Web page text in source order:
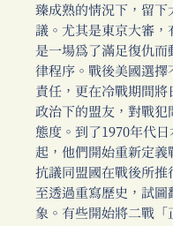
臻成熟的情況下，留下
議。尤其是東京大審，
是一場為了滿足復仇而
律程序。戰後美國選擇
責任，更在冷戰期間將
政治下的盟友，對戰犯
態度。到了1970年代日
起，他們開始重新定義
抗議同盟國在戰後所推
至透過重寫歷史，試圖
象。有些開始將二戰「